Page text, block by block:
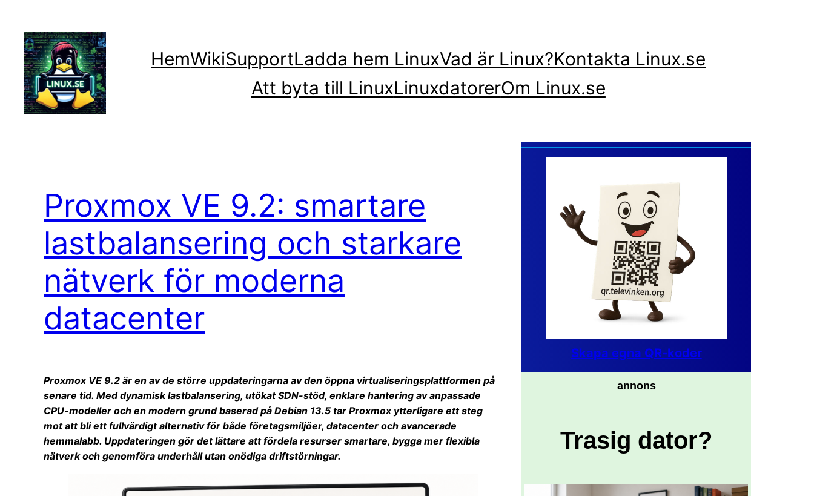
innehåll
HemWikiSupportLadda hem LinuxVad är Linux?Kontakta Linux.se
Att byta till LinuxLinuxdatorerOm Linux.se
Proxmox VE 9.2: smartare
lastbalansering och starkare
nätverk för moderna
datacenter
Proxmox VE 9.2 är en av de större uppdateringarna av den öppna virtualiseringsplattformen på
senare tid. Med dynamisk lastbalansering, utökat SDN-stöd, enklare hantering av anpassade
CPU-modeller och en modern grund baserad på Debian 13.5 tar Proxmox ytterligare ett steg
mot att bli ett fullvärdigt alternativ för både företagsmiljöer, datacenter och avancerade
hemmalabb. Uppdateringen gör det lättare att fördela resurser smartare, bygga mer flexibla
nätverk och genomföra underhåll utan onödiga driftstörningar.
Skapa egna QR-koder
annons
Trasig dator?